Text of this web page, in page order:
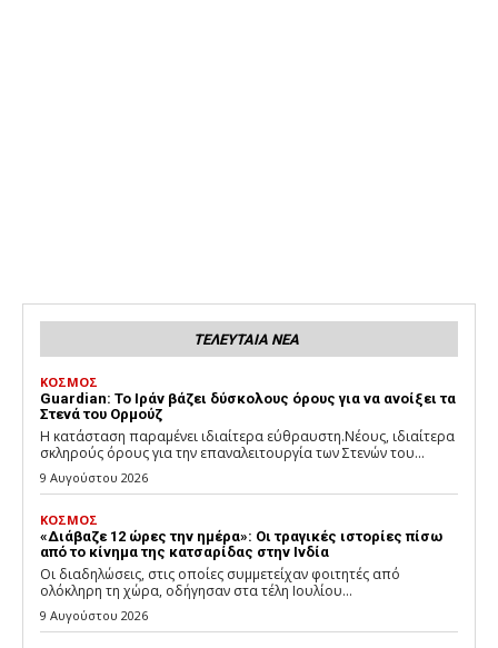
ΤΕΛΕΥΤΑΙΑ ΝΕΑ
ΚΟΣΜΟΣ
Guardian: Το Ιράν βάζει δύσκολους όρους για να ανοίξει τα
Στενά του Ορμούζ
Η κατάσταση παραμένει ιδιαίτερα εύθραυστη.Νέους, ιδιαίτερα
σκληρούς όρους για την επαναλειτουργία των Στενών του...
9 Αυγούστου 2026
ΚΟΣΜΟΣ
«Διάβαζε 12 ώρες την ημέρα»: Οι τραγικές ιστορίες πίσω
από το κίνημα της κατσαρίδας στην Ινδία
Οι διαδηλώσεις, στις οποίες συμμετείχαν φοιτητές από
ολόκληρη τη χώρα, οδήγησαν στα τέλη Ιουλίου...
9 Αυγούστου 2026